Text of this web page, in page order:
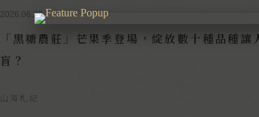
2026.06.22
「黑糖農莊」芒果季登場，綻放數十種品種讓
盲？
山海札記